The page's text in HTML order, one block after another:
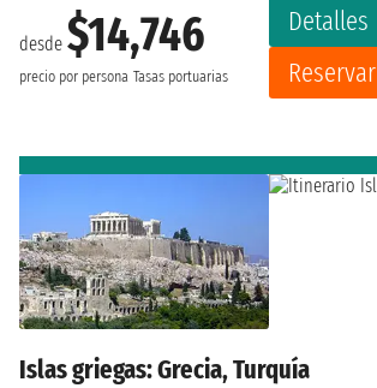
desde $14,746
precio por persona Tasas portuarias
Detalles
Reservar
Islas griegas: Grecia, Turquía